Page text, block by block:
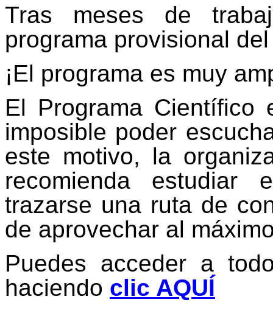
Tras meses de
programa provisional
¡El programa es muy
El Programa Científico
imposible poder
este motivo, la
recomienda
trazarse una ruta de
de aprovechar al
Puedes acceder a
haciendo clic AQUÍ